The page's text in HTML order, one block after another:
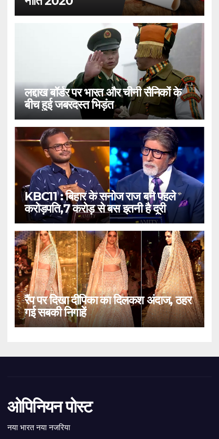
लद्दाख बॉर्डर पर भारत और चीनी सैनिकों के
बीच हुई जबरदस्त भिड़ंत
KBC11 : बिहार के सनोज राज बने पहले
करोड़पति,7 करोड़ से बस इतनी है दूरी
रैंप पर दिखा दीपिका का दिलकश अंदाज, ठहर
गई सबकी निगाहें
ओपिनियन पोस्ट
नया भारत नया नजरिया